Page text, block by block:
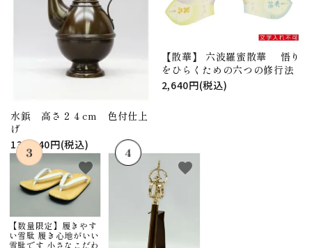
水鋲 高さ２４cm 色付仕上
げ
130,240円(税込)
【散華】 六波羅蜜散華 悟り
をひらくための六つの修行法
2,640円(税込)
【数量限定】履きやす
い雪駄 履き心地がいい
雪駄です 小さなこだわ
favorite favorite